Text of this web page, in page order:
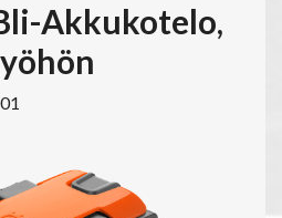
Akkukotelo,